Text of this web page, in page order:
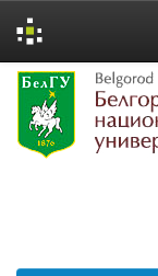
Skip
navigation